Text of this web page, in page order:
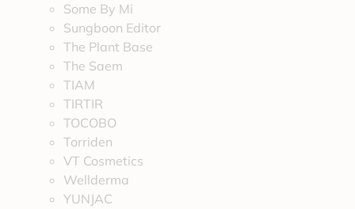
Some By Mi
Sungboon Editor
The Plant Base
The Saem
TIAM
TIRTIR
TOCOBO
Torriden
VT Cosmetics
Wellderma
YUNJAC